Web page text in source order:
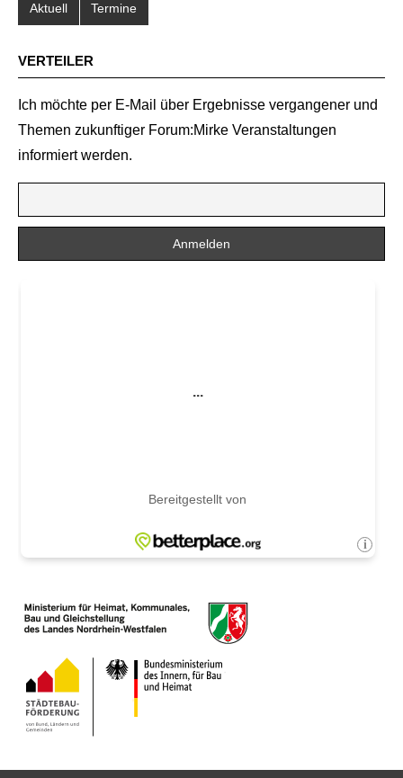
Aktuell Termine
VERTEILER
Ich möchte per E-Mail über Ergebnisse vergangener und
Themen zukunftiger Forum:Mirke Veranstaltungen
informiert werden.